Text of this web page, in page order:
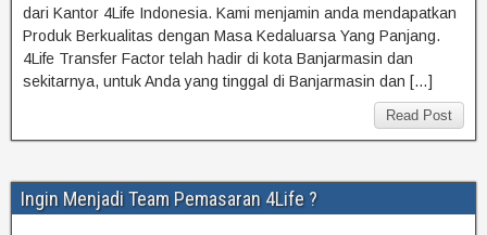
dari Kantor 4Life Indonesia. Kami menjamin anda mendapatkan
Produk Berkualitas dengan Masa Kedaluarsa Yang Panjang.
4Life Transfer Factor telah hadir di kota Banjarmasin dan
sekitarnya, untuk Anda yang tinggal di Banjarmasin dan […]
Read Post
Ingin Menjadi Team Pemasaran 4Life ?